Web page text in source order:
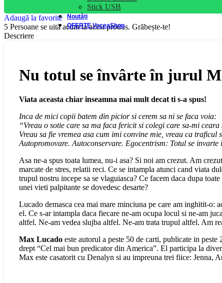
Stick USB
Noutăți
OFERTE VoceaShop
Adaugă la favorite
5 Persoane se uită acum la acest produs. Grăbește-te!
Descriere
Nu totul se învârte în jurul
Viata aceasta chiar inseamna mai mult decat ti s-a spus!
Inca de mici copii batem din picior si cerem sa ni se faca voia:
“Vreau o sotie care sa ma faca fericit si colegi care sa-mi ceara
Vreau sa fie vremea asa cum imi convine mie, vreau ca traficul
Autopromovare. Autoconservare. Egocentrism: Totul se
Asa ne-a spus toata lumea, nu-i asa? Si noi am crezut. Am
marcate de stres, relatii reci. Ce se intampla atunci cand viata
trupul nostru incepe sa se vlaguiasca? Ce facem daca dupa
unei vieti palpitante se dovedesc desarte?
Lucado demasca cea mai mare minciuna pe care am inghitit-o:
el. Ce s-ar intampla daca fiecare ne-am ocupa locul si ne-am
altfel. Ne-am vedea slujba altfel. Ne-am trata trupul altfel. Am
Max Lucado este autorul a peste 50 de carti, publicate in
drept “Cel mai bun predicator din America”. El participa la
Max este casatorit cu Denalyn si au impreuna trei fiice: Jenna,